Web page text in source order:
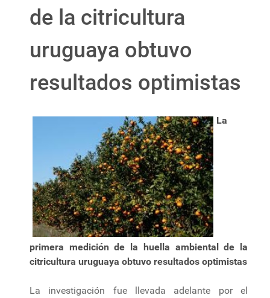
de la citricultura
uruguaya obtuvo
resultados optimistas
La
primera medición de la huella ambiental de la
citricultura uruguaya obtuvo resultados optimistas
La investigación fue llevada adelante por el